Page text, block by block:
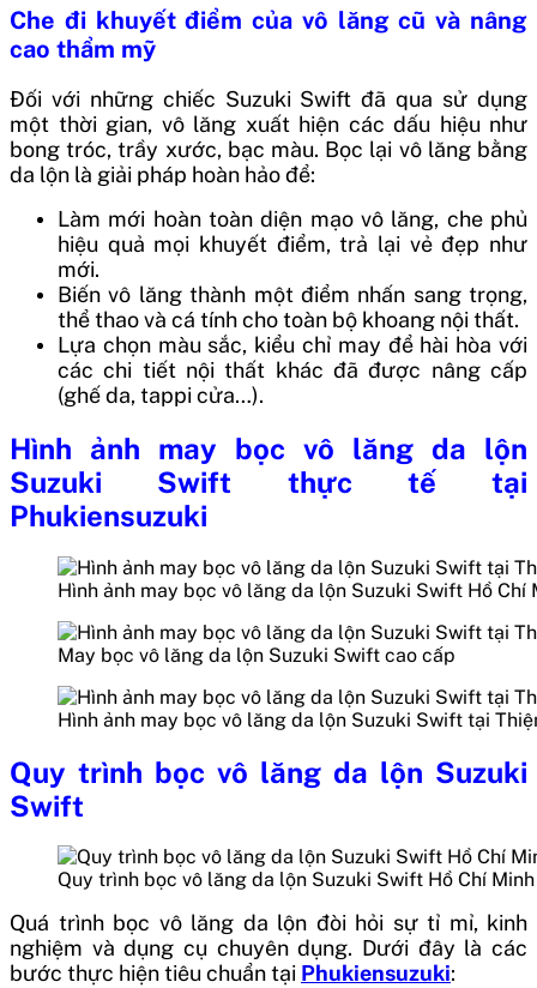
Che đi khuyết điểm của vô lăng cũ và nâng
cao thẩm mỹ
Đối với những chiếc Suzuki Swift đã qua sử dụng
một thời gian, vô lăng xuất hiện các dấu hiệu như
bong tróc, trầy xước, bạc màu. Bọc lại vô lăng bằng
da lộn là giải pháp hoàn hảo để:
Làm mới hoàn toàn diện mạo vô lăng, che phủ
hiệu quả mọi khuyết điểm, trả lại vẻ đẹp như
mới.
Biến vô lăng thành một điểm nhấn sang trọng,
thể thao và cá tính cho toàn bộ khoang nội thất.
Lựa chọn màu sắc, kiểu chỉ may để hài hòa với
các chi tiết nội thất khác đã được nâng cấp
(ghế da, tappi cửa…).
Hình ảnh may bọc vô lăng da lộn
Suzuki Swift thực tế tại
Phukiensuzuki
Hình ảnh may bọc vô lăng da lộn Suzuki Swift Hồ Chí
May bọc vô lăng da lộn Suzuki Swift cao cấp
Hình ảnh may bọc vô lăng da lộn Suzuki Swift tại
Quy trình bọc vô lăng da lộn Suzuki
Swift
Quy trình bọc vô lăng da lộn Suzuki Swift Hồ Chí Minh
Quá trình bọc vô lăng da lộn đòi hỏi sự tỉ mỉ, kinh
nghiệm và dụng cụ chuyên dụng. Dưới đây là các
bước thực hiện tiêu chuẩn tại Phukiensuzuki: